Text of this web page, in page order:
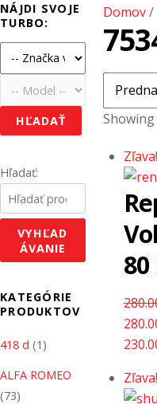
Domov/
Zľava!
Zľava!
NÁJDI SVOJE
TURBO:
HĽADAŤ
Hľadať:
VYHĽAD
ÁVANIE
KATEGÓRIE
PRODUKTOV
418 d (1)
ALFA ROMEO
(73)